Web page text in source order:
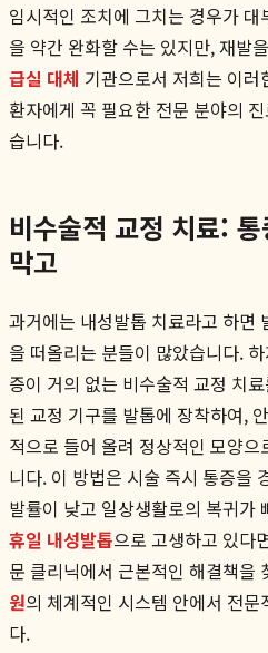
임시적인 조치에 그치는 경우가
을 약간 완화할 수는 있지만, 재발
급실 대체 기관으로서 저희는 이
환자에게 꼭 필요한 전문 분야의
습니다.
비수술적 교정 치료:
막고
과거에는 내성발톱 치료라고 하면
을 떠올리는 분들이 많았습니다.
증이 거의 없는 비수술적 교정 치
된 교정 기구를 발톱에 장착하여,
적으로 들어 올려 정상적인 모양
니다. 이 방법은 시술 즉시 통증을
발률이 낮고 일상생활로의 복귀가
휴일 내성발톱으로 고생하고 있다
문 클리닉에서 근본적인 해결책을
원의 체계적인 시스템 안에서 전
다.